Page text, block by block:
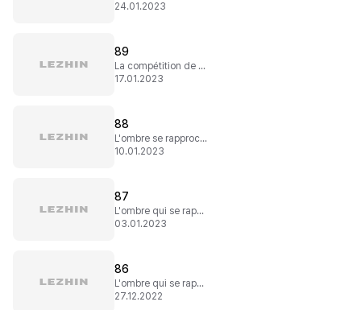
24.01.2023
89
La compétition de chasse (1)
17.01.2023
88
L'ombre se rapproche (4)
10.01.2023
87
L'ombre qui se rapproche (3)
03.01.2023
86
L'ombre qui se rapproche (2)
27.12.2022